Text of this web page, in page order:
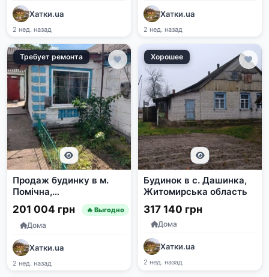
Хатки.ua
2 нед. назад
Хатки.ua
2 нед. назад
Требует ремонта
Продаж будинку в м.
Помічна,
Кіровоградська
область
201 004 грн 🔥 Выгодно
Дома
Хатки.ua
2 нед. назад
Хорошее
Будинок в с. Дашинка,
Житомирська область
317 140 грн
Дома
Хатки.ua
2 нед. назад